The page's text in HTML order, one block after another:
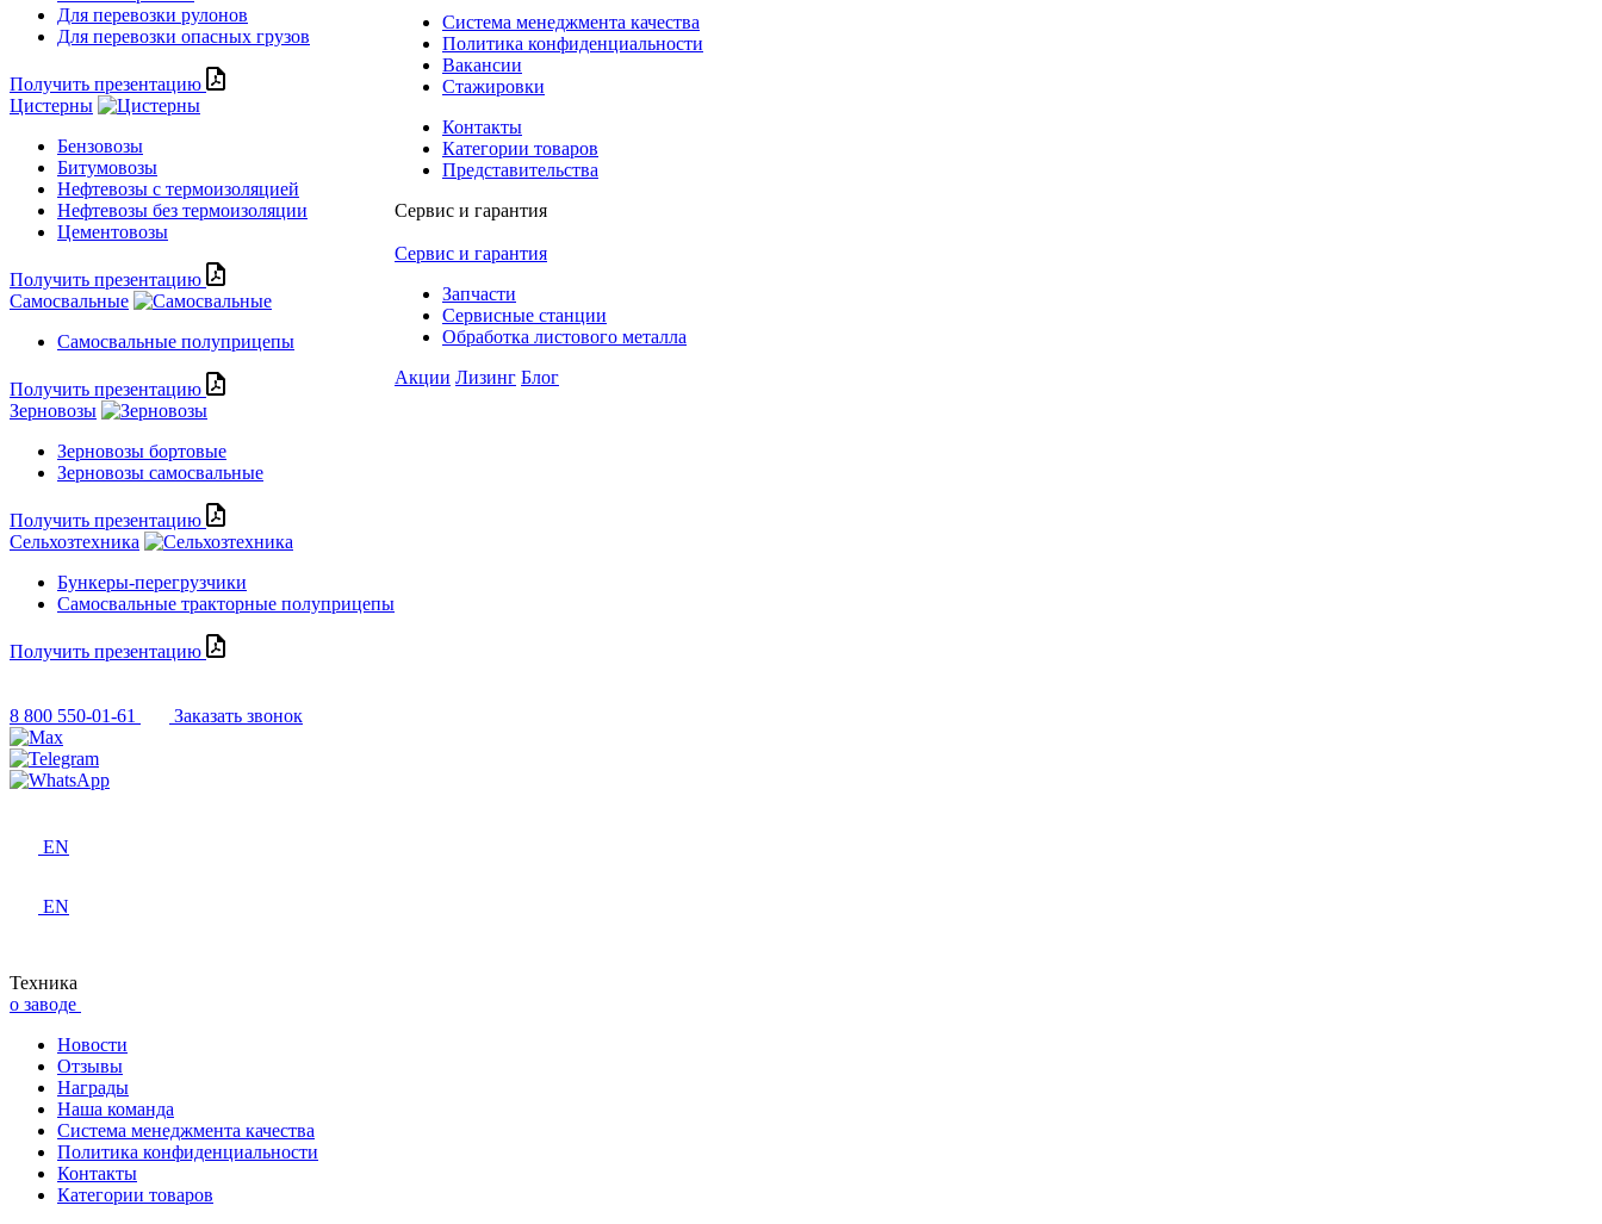
Для перевозки рулонов
Для перевозки опасных грузов
Получить презентацию
Цистерны
Бензовозы
Битумовозы
Нефтевозы с термоизоляцией
Нефтевозы без термоизоляции
Цементовозы
Получить презентацию
Самосвальные
Самосвальные полуприцепы
Получить презентацию
Зерновозы
Зерновозы бортовые
Зерновозы самосвальные
Получить презентацию
Сельхозтехника
Бункеры-перегрузчики
Самосвальные тракторные полуприцепы
Получить презентацию
Система менеджмента качества
Политика конфиденциальности
Вакансии
Стажировки
Контакты
Категории товаров
Представительства
Сервис и гарантия
Сервис и гарантия
Запчасти
Сервисные станции
Обработка листового металла
Акции Лизинг Блог
8 800 550-01-61 Заказать звонок
EN
EN
Техника
о заводе
Новости
Отзывы
Награды
Наша команда
Система менеджмента качества
Политика конфиденциальности
Контакты
Категории товаров